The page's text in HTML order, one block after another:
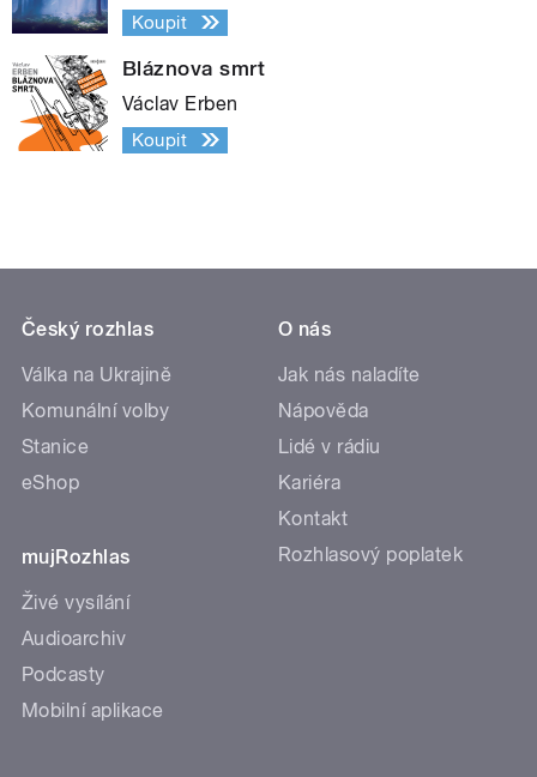
Koupit
Bláznova smrt
Václav Erben
Koupit
Český rozhlas
Válka na Ukrajině
Komunální volby
Stanice
eShop
mujRozhlas
Živé vysílání
Audioarchiv
Podcasty
Mobilní aplikace
O nás
Jak nás naladíte
Nápověda
Lidé v rádiu
Kariéra
Kontakt
Rozhlasový poplatek